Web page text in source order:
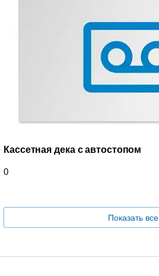
Кассетная дека с автостопом
0
Показать все